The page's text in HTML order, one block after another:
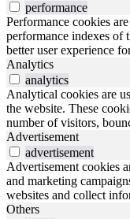
performance
Performance cookies
performance indexes of
better user experience
Analytics
analytics
Analytical cookies are
the website. These
number of visitors,
Advertisement
advertisement
Advertisement cookies
and marketing
websites and collect
Others